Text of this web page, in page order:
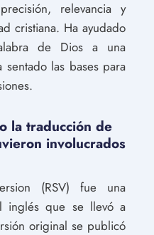
relevancia y
cristiana. Ha ayudado
de Dios a una
las bases para
la traducción de
involucrados
(RSV) fue una
inglés que se llevó a
original se publicó